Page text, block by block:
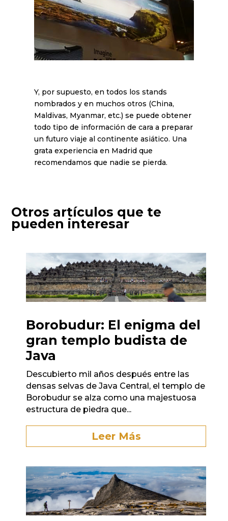
Y, por supuesto, en todos los stands
nombrados y en muchos otros (China,
Maldivas, Myanmar, etc.) se puede obtener
todo tipo de información de cara a preparar
un futuro viaje al continente asiático. Una
grata experiencia en Madrid que
recomendamos que nadie se pierda.
Otros artículos que te
pueden interesar
Borobudur: El enigma del
gran templo budista de
Java
Descubierto mil años después entre las
densas selvas de Java Central, el templo de
Borobudur se alza como una majestuosa
estructura de piedra que...
Leer Más